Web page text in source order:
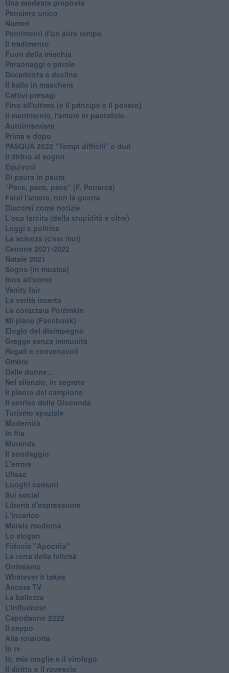
Una modesta proposta
Pensiero unico
Numeri
Pentimenti d'un altro tempo
Il tradimento
Fuori della mischia
Personaggi e parole
Decadenza e declino
Il ballo in maschera
Cattivi presagi
Fino all'ultimo (e Il principe e il povero)
Il matrimonio, l'amore in pantofole
Autointervista
Prima e dopo
​PASQUA 2022 “Tempi difficili” e duri
Il diritto al sogno
Equivoci
Di paura in paura
​“Pace, pace, pace” (F. Petrarca)
Farei l'amore, non la guerra
Discorsi come notizie
L'oca farcita (della stupidità e oltre)
Leggi e politica
La scienza (c'est moi)
Cenone 2021-2022
Natale 2021
Sogno (in musica)
Inno all'uomo
Vanity fair
La verità incerta
La corazzata Potëmkin
Mi piace (Facebook)
Elogio del disimpegno
Gregge senza immunità
Regali e convenevoli
Ombre
Dalle donne...
Nel silenzio, in segreto
Il pianto del campione
Il sorriso della Gioconda
Turismo spaziale
Modernità
In fila
Mutande
Il sondaggio
L'errore
Ulisse
Luoghi comuni
Sui social
Libertà d'espressione
L'incarico
Morale moderna
Lo slogan
Fiducia "Apocrifa"
La torta della felicità
Ottimismo
Whatever it takes
Ancora TV
La bellezza
L’Influencer
​Capodanno 2222
Il ceppo
Alla rotatoria
In tv
Io, mia moglie e il virologo
Il diritto e il rovescio